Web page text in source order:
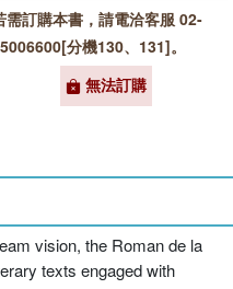
需訂購本書，請電洽客服 02-
分機130、131]。
無法訂購
vision, the Roman de la
texts engaged with